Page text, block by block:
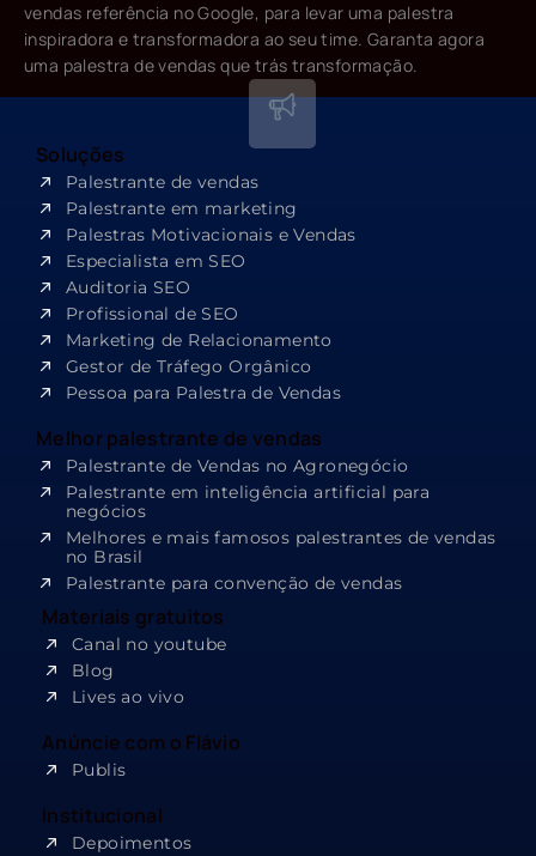
vendas referência no Google, para levar uma palestra
inspiradora e transformadora ao seu time. Garanta agora
uma palestra de vendas que trás transformação.
Soluções
Palestrante de vendas
Palestrante em marketing
Palestras Motivacionais e Vendas
Especialista em SEO​
Auditoria SEO
Profissional de SEO
Marketing de Relacionamento
Gestor de Tráfego Orgânico
Pessoa para Palestra de Vendas
Melhor palestrante de vendas
Palestrante de Vendas no Agronegócio
Palestrante em inteligência artificial para
negócios
Melhores e mais famosos palestrantes de vendas
no Brasil
Palestrante para convenção de vendas
Materiais gratuitos
Canal no youtube
Blog
Lives ao vivo
Anúncie com o Flávio
Publis
Institucional
Depoimentos